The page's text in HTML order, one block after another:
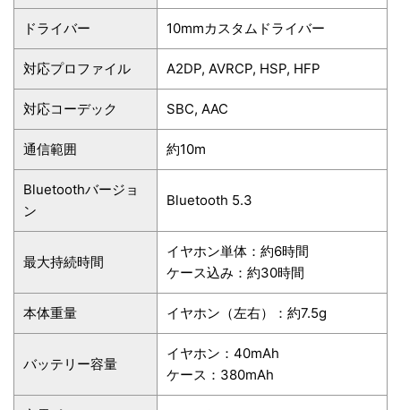
ドライバー 10mmカスタムドライバー
対応プロファイル A2DP, AVRCP, HSP, HFP
対応コーデック SBC, AAC
通信範囲 約10m
Bluetoothバージョ
ン
Bluetooth 5.3
最大持続時間
イヤホン単体：約6時間
ケース込み：約30時間
本体重量 イヤホン（左右）：約7.5g
バッテリー容量
イヤホン：40mAh
ケース：380mAh